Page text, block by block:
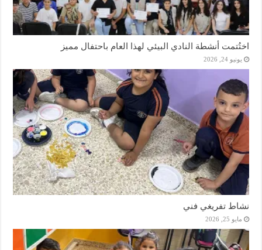
اختُتمت أنشطة النادي البيئي لهذا العام باحتفال مميز
يونيو 24, 2026
نشاط تفريغي فني
مايو 25, 2026